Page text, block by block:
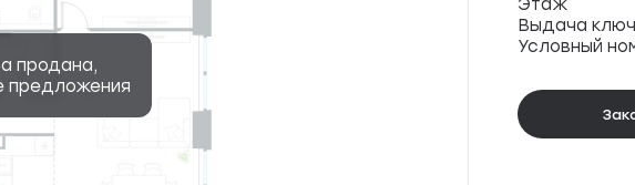
продана,
предложения
Выдача
Условный